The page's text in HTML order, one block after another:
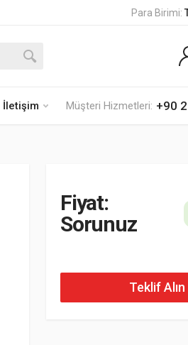
Para Birimi:
İletişim Müşteri Hizmetleri: +90
Fiyat:
Sorunuz
Teklif Alın